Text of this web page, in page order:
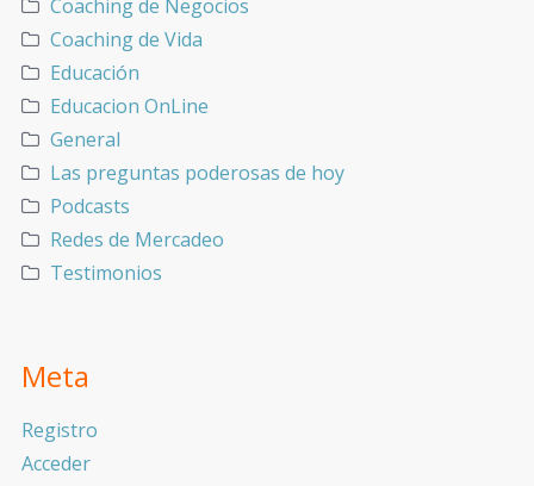
Coaching de Negocios
Coaching de Vida
Educación
Educacion OnLine
General
Las preguntas poderosas de hoy
Podcasts
Redes de Mercadeo
Testimonios
Meta
Registro
Acceder